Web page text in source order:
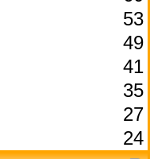
53
49
41
35
27
24